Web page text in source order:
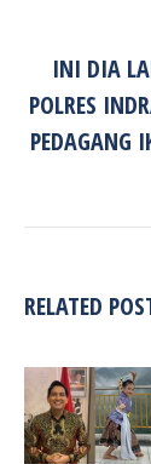
INI DIA
POLRES
PEDAGANG
RELATED